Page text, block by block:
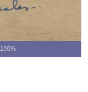
100%